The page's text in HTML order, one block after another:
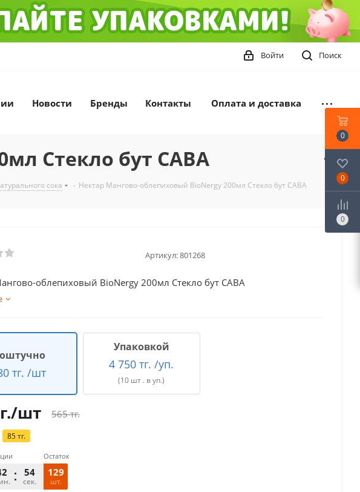
Поиск
Войти
Новости Бренды Контакты Оплата и доставка
Стекло бут САВА
сока - Нектар Мангово-облепиховый BioNergy 200мл Стекло бут САВА
Артикул:801268
облепиховый BioNergy 200мл Стекло бут САВА
тг. /шт
Упаковкой
4 750 тг. /уп.
(10 шт . в уп.)
/шт 565тг.
85тг.
54
сек.
Остаток
129
шт.
0
0
0